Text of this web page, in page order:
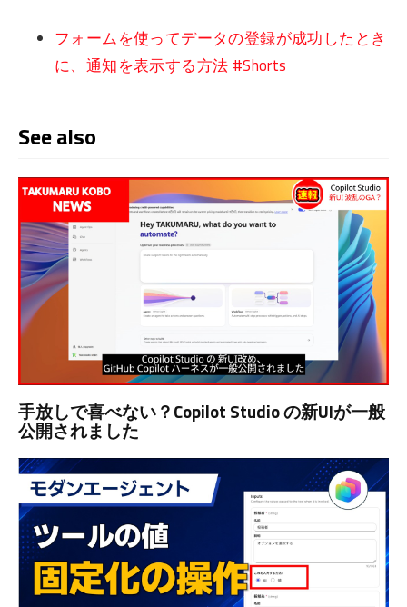
フォームを使ってデータの登録が成功したとき
に、通知を表示する方法 #Shorts
See also
手放しで喜べない？Copilot Studio の新UIが一般
公開されました